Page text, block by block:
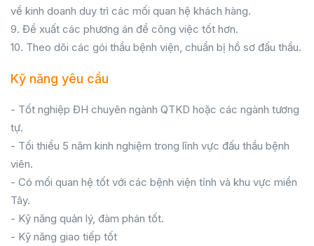
về kinh doanh duy trì các mối quan hệ khách hàng.
9. Đề xuất các phương án để công việc tốt hơn.
10. Theo dõi các gói thầu bệnh viện, chuẩn bị hồ sơ đấu thầu.
Kỹ năng yêu cầu
- Tốt nghiệp ĐH chuyên ngành QTKD hoặc các ngành tương
tự.
- Tối thiểu 5 năm kinh nghiệm trong lĩnh vực đấu thầu bệnh
viên.
- Có mối quan hệ tốt với các bệnh viện tỉnh và khu vực miền
Tây.
- Kỹ năng quản lý, đàm phán tốt.
- Kỹ năng giao tiếp tốt